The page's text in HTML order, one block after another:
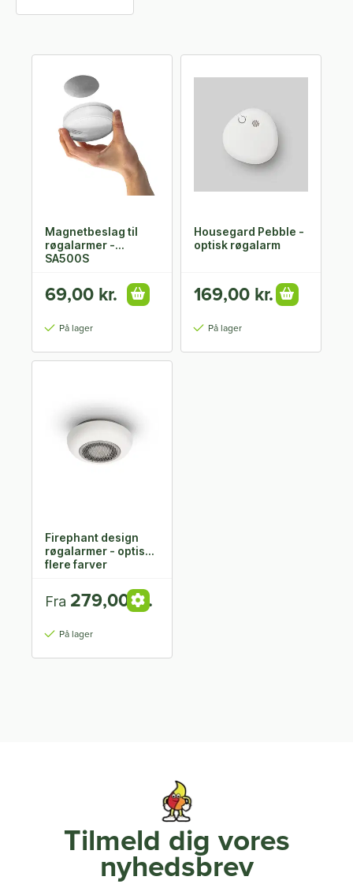
Magnetbeslag til
røgalarmer -
SA500S
69,00 kr.
På lager
Housegard Pebble -
optisk røgalarm
169,00 kr.
På lager
Firephant design
røgalarmer - optisk,
flere farver
Fra 279,00 kr.
På lager
Tilmeld dig vores
nyhedsbrev